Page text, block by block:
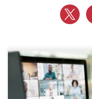
SOLICITA